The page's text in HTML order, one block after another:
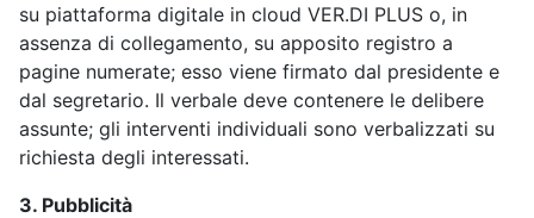
su piattaforma digitale in cloud VER.DI PLUS o, in
assenza di collegamento, su apposito registro a
pagine numerate; esso viene firmato dal presidente e
dal segretario. Il verbale deve contenere le delibere
assunte; gli interventi individuali sono verbalizzati su
richiesta degli interessati.
3. Pubblicità